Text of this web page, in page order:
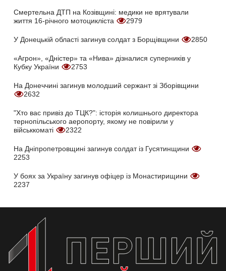
Смертельна ДТП на Козівщині: медики не врятували
життя 16-річного мотоцикліста
2979
У Донецькій області загинув солдат з Борщівщини 2850
«Агрон», «Дністер» та «Нива» дізналися суперників у
Кубку України
2753
На Донеччині загинув молодший сержант зі Зборівщини
2632
"Хто вас привіз до ТЦК?": історія колишнього директора
тернопільського аеропорту, якому не повірили у
військкоматі
2322
На Дніпропетровщині загинув солдат із Гусятинщини
2253
У боях за Україну загинув офіцер із Монастирищини
2237